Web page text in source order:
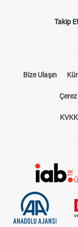
Takip
Bize Ulaşın